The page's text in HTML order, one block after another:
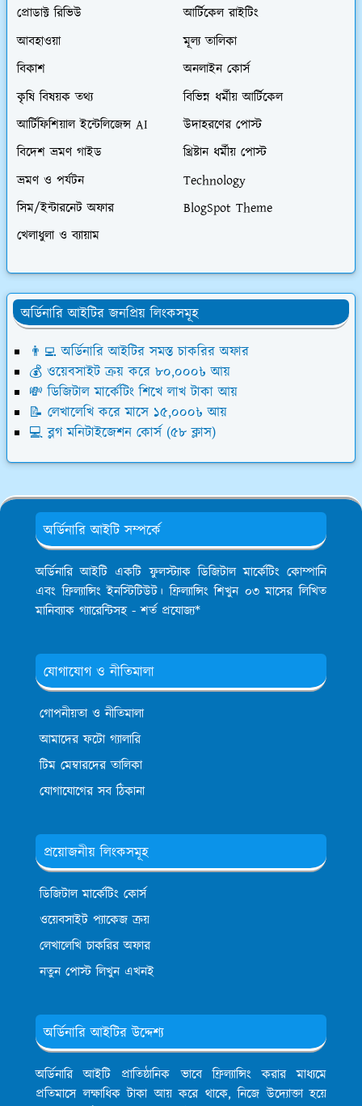
প্রোডাক্ট রিভিউ
আর্টিকেল রাইটিং
আবহাওয়া
মূল্য তালিকা
বিকাশ
অনলাইন কোর্স
কৃষি বিষয়ক তথ্য
বিভিন্ন ধর্মীয় আর্টিকেল
আর্টিফিশিয়াল ইন্টেলিজেন্স AI
উদাহরণের পোস্ট
বিদেশ ভ্রমণ গাইড
খ্রিষ্টান ধর্মীয় পোস্ট
ভ্রমণ ও পর্যটন
Technology
সিম/ইন্টারনেট অফার
BlogSpot Theme
খেলাধুলা ও ব্যায়াম
অর্ডিনারি আইটির জনপ্রিয় লিংকসমূহ
👨‍💻 অর্ডিনারি আইটির সমস্ত চাকরির অফার
💰 ওয়েবসাইট ক্রয় করে ৮০,০০০৳ আয়
💸 ডিজিটাল মার্কেটিং শিখে লাখ টাকা আয়
📝 লেখালেখি করে মাসে ১৫,০০০৳ আয়
💻 ব্লগ মনিটাইজেশন কোর্স (৫৮ ক্লাস)
অর্ডিনারি আইটি সম্পর্কে
অর্ডিনারি আইটি একটি ফুলস্ট্যাক ডিজিটাল মার্কেটিং কোম্পানি
এবং ফ্রিল্যান্সিং ইনস্টিটিউট। ফ্রিল্যান্সিং শিখুন ০৩ মাসের লিখিত
মানিব্যাক গ্যারেন্টিসহ - শর্ত প্রযোজ্য*
যোগাযোগ ও নীতিমালা
গোপনীয়তা ও নীতিমালা
আমাদের ফটো গ্যালারি
টিম মেম্বারদের তালিকা
যোগাযোগের সব ঠিকানা
প্রয়োজনীয় লিংকসমূহ
ডিজিটাল মার্কেটিং কোর্স
ওয়েবসাইট প্যাকেজ ক্রয়
লেখালেখি চাকরির অফার
নতুন পোস্ট লিখুন এখনই
অর্ডিনারি আইটির উদ্দেশ্য
অর্ডিনারি আইটি প্রাতিষ্ঠানিক ভাবে ফ্রিল্যান্সিং করার মাধ্যমে
প্রতিমাসে লক্ষাধিক টাকা আয় করে থাকে, নিজে উদ্যোক্তা হয়ে